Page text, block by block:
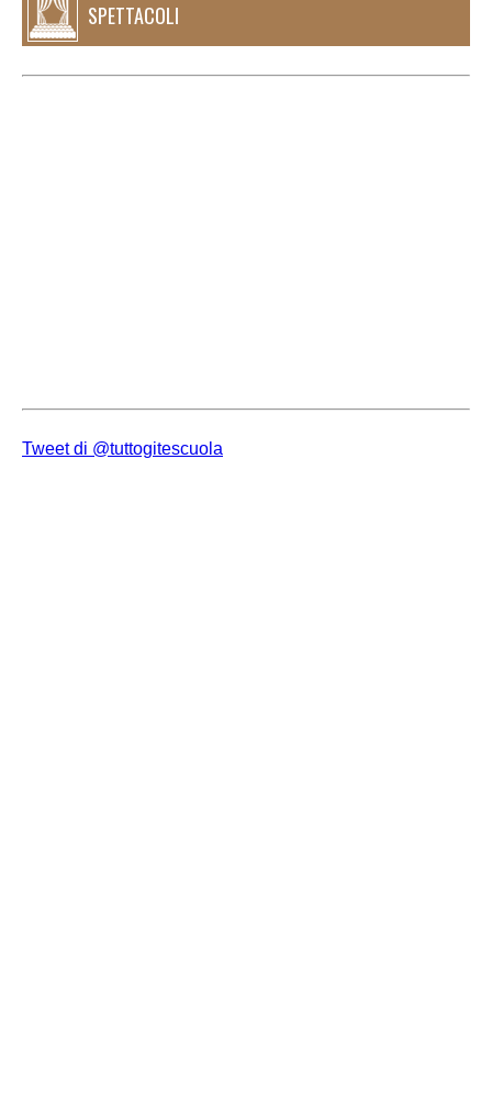
SPETTACOLI
Tweet di @tuttogitescuola